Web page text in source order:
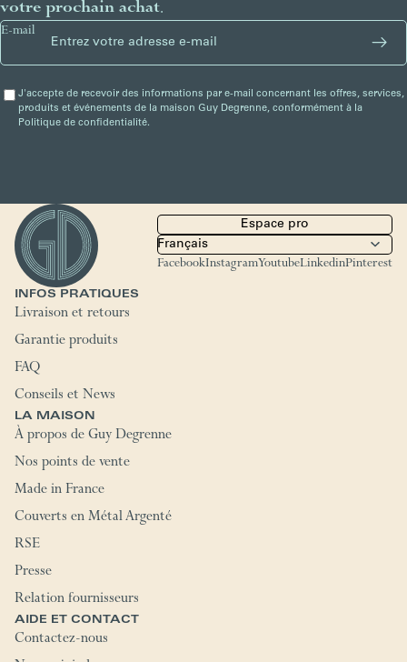
votre prochain achat.
E-mail
J'accepte de recevoir des informations par e-mail concernant les offres, services,
produits et événements de la maison Guy Degrenne, conformément à la
Politique de confidentialité.
Espace pro
FacebookInstagramYoutubeLinkedinPinterest
INFOS PRATIQUES
Livraison et retours
Garantie produits
FAQ
Conseils et News
LA MAISON
À propos de Guy Degrenne
Nos points de vente
Made in France
Couverts en Métal Argenté
RSE
Presse
Relation fournisseurs
AIDE ET CONTACT
Contactez-nous